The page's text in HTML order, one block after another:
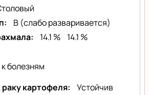
B (слабо разваривается)
14.1 % 14.1 %
болезням
раку картофеля
Устойчив